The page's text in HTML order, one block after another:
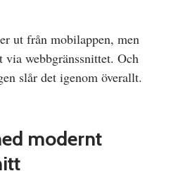
ut från mobilappen, men
webbgränssnittet. Och
slår det igenom överallt.
modernt